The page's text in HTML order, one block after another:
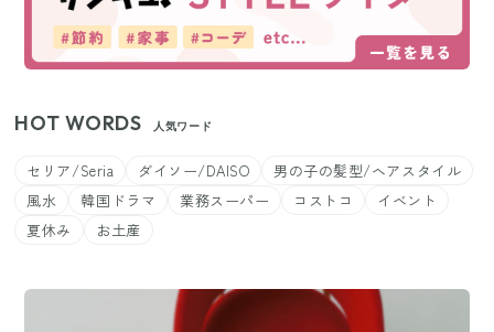
HOT WORDS 人気ワード
セリア/Seria ダイソー/DAISO
男の子の髪型/ヘアスタイル
風水
韓国ドラマ 業務スーパー コストコ
イベント
夏休み
お土産